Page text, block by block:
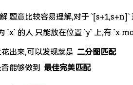
题意比较容易理解,对于
`x` 的人 只能放在位置 `y` 上,有 `x
出来,可以发现就是 二分图匹配
能够做到 最佳完美匹配